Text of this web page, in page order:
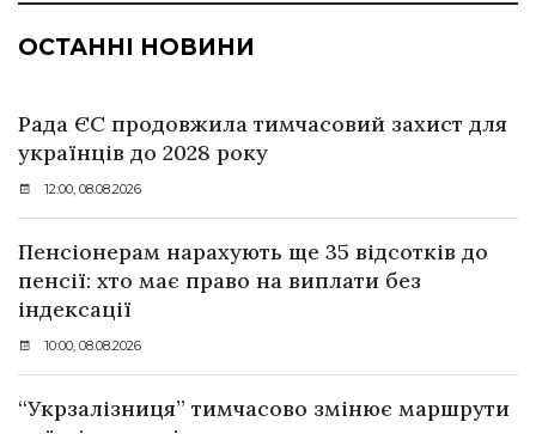
ОСТАННІ НОВИНИ
Рада ЄС продовжила тимчасовий захист для
українців до 2028 року
12:00, 08.08.2026
Пенсіонерам нарахують ще 35 відсотків до
пенсії: хто має право на виплати без
індексації
10:00, 08.08.2026
“Укрзалізниця” тимчасово змінює маршрути